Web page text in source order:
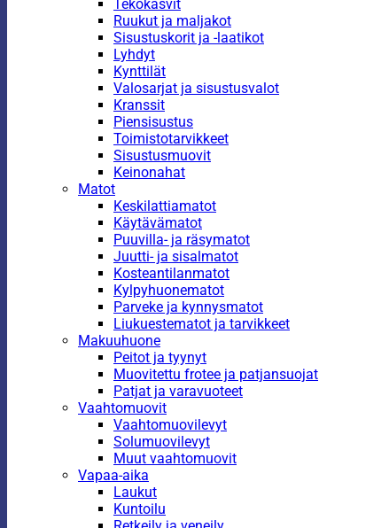
Tekokasvit
Ruukut ja maljakot
Sisustuskorit ja -laatikot
Lyhdyt
Kynttilät
Valosarjat ja sisustusvalot
Kranssit
Piensisustus
Toimistotarvikkeet
Sisustusmuovit
Keinonahat
Matot
Keskilattiamatot
Käytävämatot
Puuvilla- ja räsymatot
Juutti- ja sisalmatot
Kosteantilanmatot
Kylpyhuonematot
Parveke ja kynnysmatot
Liukuestematot ja tarvikkeet
Makuuhuone
Peitot ja tyynyt
Muovitettu frotee ja patjansuojat
Patjat ja varavuoteet
Vaahtomuovit
Vaahtomuovilevyt
Solumuovilevyt
Muut vaahtomuovit
Vapaa-aika
Laukut
Kuntoilu